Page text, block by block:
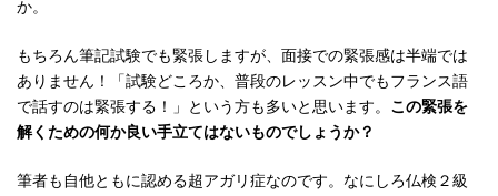
か。
もちろん筆記試験でも緊張しますが、面接での緊張感は半端では
ありません！「試験どころか、普段のレッスン中でもフランス語
で話すのは緊張する！」という方も多いと思います。 この緊張を
解くための何か良い手立てはないものでしょうか？
筆者も自他ともに認める超アガリ症なのです。なにしろ仏検２級